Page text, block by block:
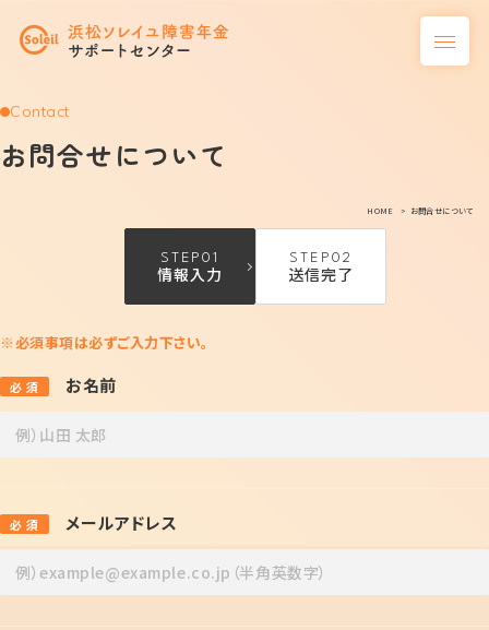
Contact
お問合せについて
HOME お問合せについて
STEP01
情報入力
STEP02
送信完了
※必須事項は必ずご入力下さい。
必 須 お名前
必 須 メールアドレス